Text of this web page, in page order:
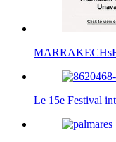
Le 15e Festival